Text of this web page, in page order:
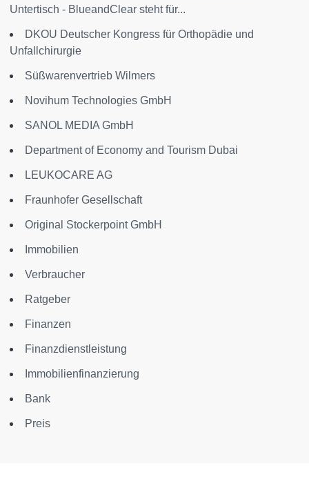
Untertisch - BlueandClear steht für...
DKOU Deutscher Kongress für Orthopädie und
Unfallchirurgie
Süßwarenvertrieb Wilmers
Novihum Technologies GmbH
SANOL MEDIA GmbH
Department of Economy and Tourism Dubai
LEUKOCARE AG
Fraunhofer Gesellschaft
Original Stockerpoint GmbH
Immobilien
Verbraucher
Ratgeber
Finanzen
Finanzdienstleistung
Immobilienfinanzierung
Bank
Preis